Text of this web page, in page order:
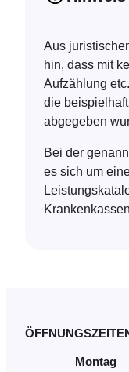
Aus
hin, dass mit
Aufzählung
die
abgegeben
Bei der
es sich um
Montag